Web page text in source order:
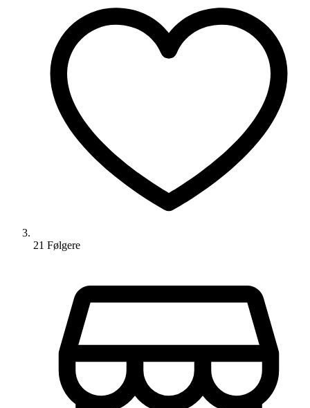
21 Følgere